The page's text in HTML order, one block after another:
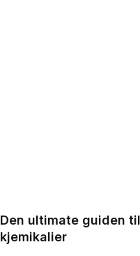
Den ultimate guiden
kjemikalier